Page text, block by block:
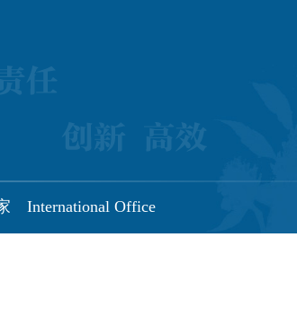
International Office